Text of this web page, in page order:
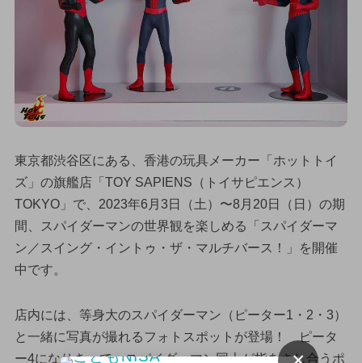
東京都渋谷区にある、香港の玩具メーカー「ホットトイ
ズ」の旗艦店「TOY SAPIENS（トイサピエンス）
TOKYO」で、2023年6月3日（土）〜8月20日（日）の期
間、スパイダーマンの世界観を楽しめる「スパイダーマ
ン／スイング・イントゥ・ザ・マルチバース！」を開催
中です。
店内には、等身大のスパイダーマン（ピーター1・2・3）
と一緒に写真が撮れるフォトスポットが登場！ ピータ
ー4になりきって、スパイダーマン同士が指をさし合うポ